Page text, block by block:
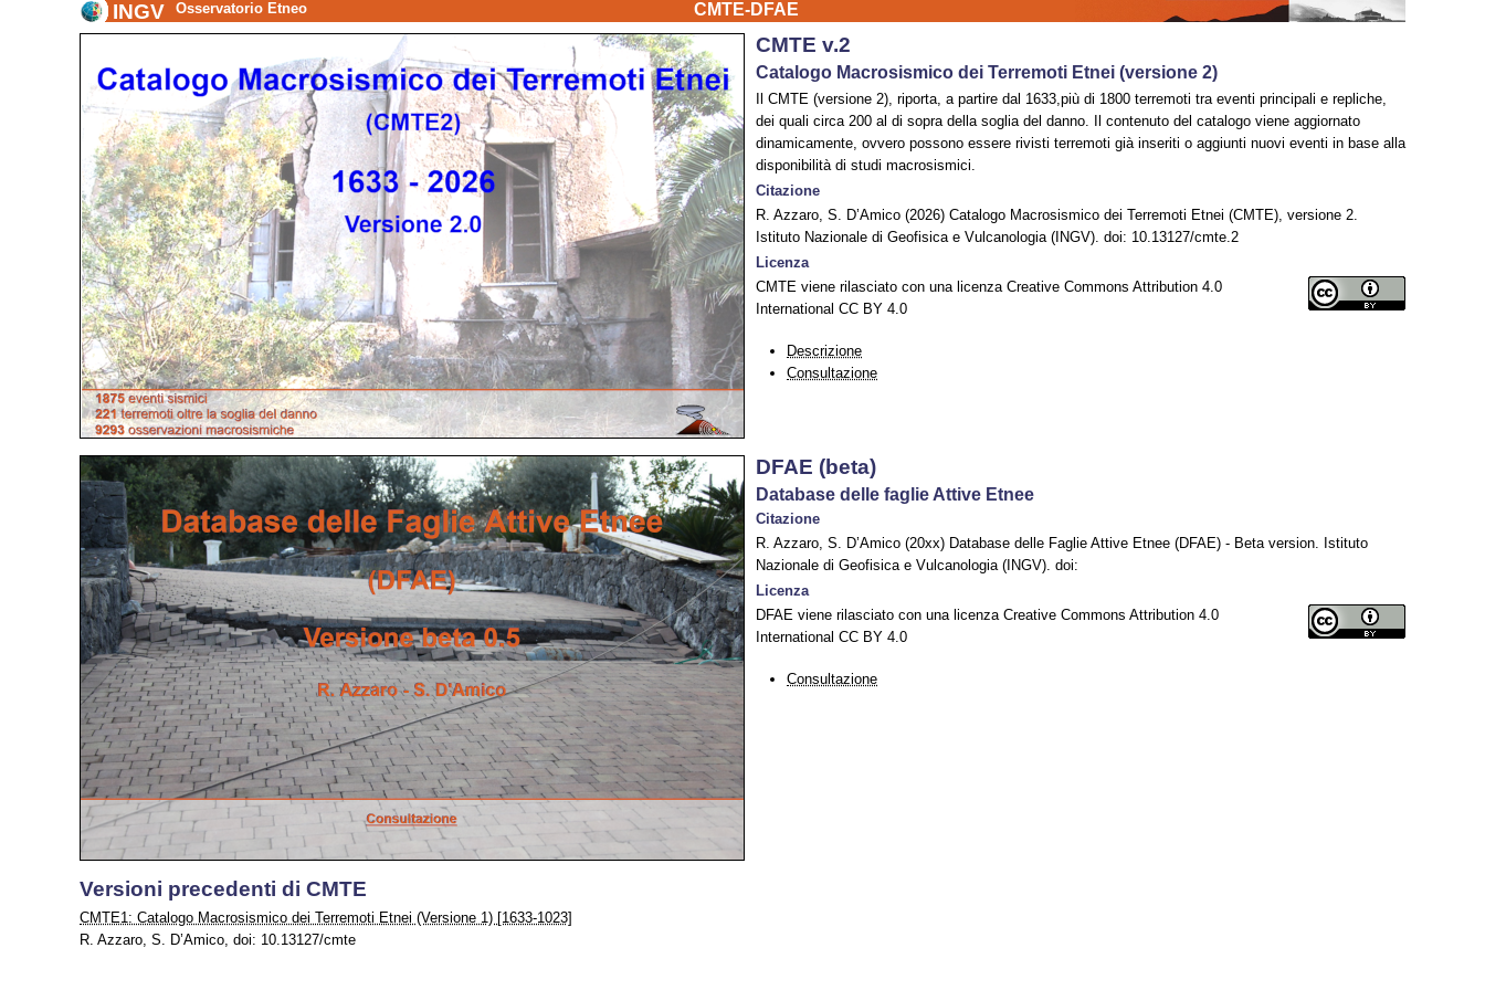
INGV Osservatorio Etneo CMTE-DFAE
CMTE v.2
Catalogo Macrosismico dei Terremoti Etnei (versione 2)
Il CMTE (versione 2), riporta, a partire dal 1633,più di 1800 terremoti tra eventi principali e repliche,
dei quali circa 200 al di sopra della soglia del danno. Il contenuto del catalogo viene aggiornato
dinamicamente, ovvero possono essere rivisti terremoti già inseriti o aggiunti nuovi eventi in base alla
disponibilità di studi macrosismici.
Citazione
R. Azzaro, S. D’Amico (2026) Catalogo Macrosismico dei Terremoti Etnei (CMTE), versione 2.
Istituto Nazionale di Geofisica e Vulcanologia (INGV). doi: 10.13127/cmte.2
Licenza
CMTE viene rilasciato con una licenza Creative Commons Attribution 4.0
International CC BY 4.0
Descrizione
Consultazione
DFAE (beta)
Database delle faglie Attive Etnee
Citazione
R. Azzaro, S. D’Amico (20xx) Database delle Faglie Attive Etnee (DFAE) - Beta version. Istituto
Nazionale di Geofisica e Vulcanologia (INGV). doi:
Licenza
DFAE viene rilasciato con una licenza Creative Commons Attribution 4.0
International CC BY 4.0
Consultazione
Versioni precedenti di CMTE
CMTE1: Catalogo Macrosismico dei Terremoti Etnei (Versione 1) [1633-1023]
R. Azzaro, S. D’Amico, doi: 10.13127/cmte